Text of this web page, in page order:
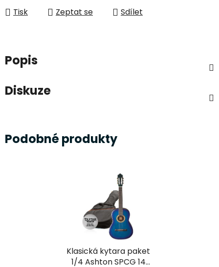
Tisk Zeptat se Sdílet
Popis
Diskuze
Podobné produkty
Klasická kytara paket
1/4 Ashton SPCG 14